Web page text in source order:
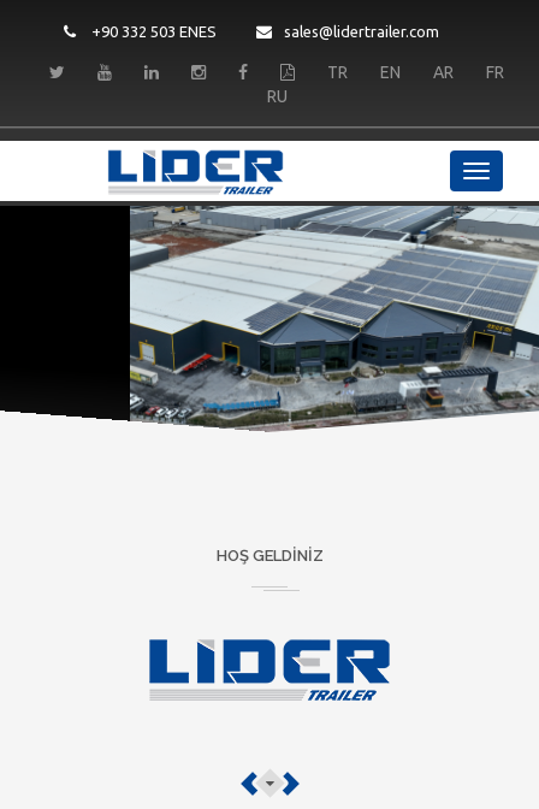
+90 332 503 ENES sales@lidertrailer.com
TR EN AR
FR
RU
HOŞ GELDINIZ